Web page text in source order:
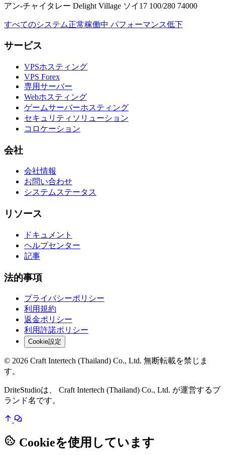
アン-チャイタレー Delight Village ソイ17 100/280 74000
すべてのシステム正常稼働中 パフォーマンス低下
サービス
VPSホスティング
VPS Forex
専用サーバー
Webホスティング
ゲームサーバーホスティング
セキュリティソリューション
コロケーション
会社
会社情報
お問い合わせ
システムステータス
リソース
ドキュメント
ヘルプセンター
記事
法的事項
プライバシーポリシー
利用規約
返金ポリシー
利用許諾ポリシー
Cookie設定
© 2026 Craft Intertech (Thailand) Co., Ltd. 無断転載を禁じま
す。
DriteStudioは、 Craft Intertech (Thailand) Co., Ltd. が運営するブ
ランド名です。
Cookieを使用しています